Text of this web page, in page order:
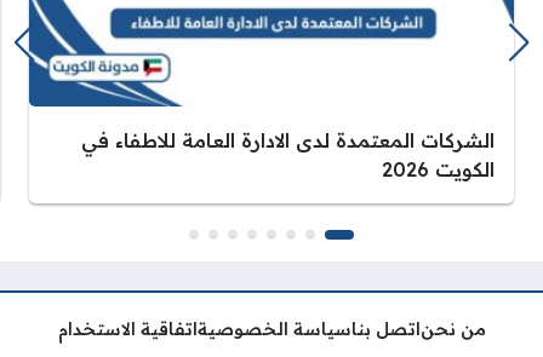
الشركات المعتمدة لدى الادارة العامة للاطفاء في
الكويت 2026
من نحناتصل بناسياسة الخصوصيةاتفاقية الاستخدام